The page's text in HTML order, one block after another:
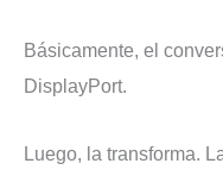
Básicamente, el
DisplayPort.
Luego, la transforma.